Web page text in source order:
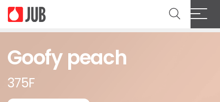
Goofy peach
375F